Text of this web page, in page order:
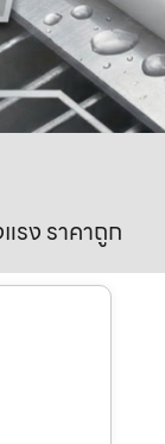
รง ราคาถูก